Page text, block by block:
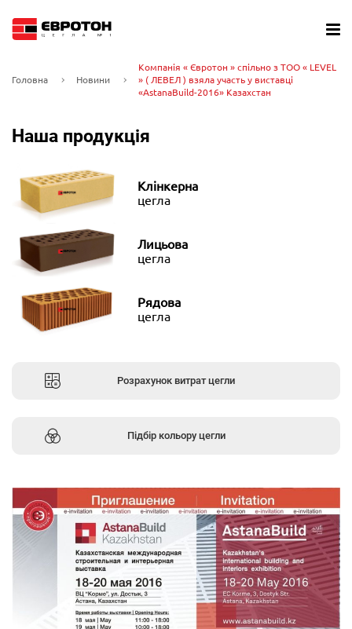
Головна Новини
Компанія « Євротон » спільно з ТОО « LEVEL
» ( ЛЕВЕЛ ) взяла участь у виставці
«AstanaBuild-2016» Казахстан
Наша продукція
Клінкерна
цегла
Лицьова
цегла
Рядова
цегла
Розрахунок витрат цегли
Підбір кольору цегли